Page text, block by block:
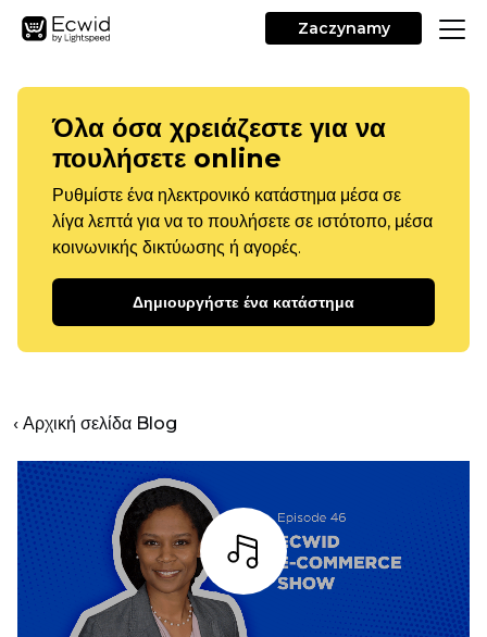
Zaczynamy
Όλα όσα χρειάζεστε για να
πουλήσετε online
Ρυθμίστε ένα ηλεκτρονικό κατάστημα μέσα σε
λίγα λεπτά για να το πουλήσετε σε ιστότοπο, μέσα
κοινωνικής δικτύωσης ή αγορές.
Δημιουργήστε ένα κατάστημα
‹ Αρχική σελίδα Blog
Άκουσε